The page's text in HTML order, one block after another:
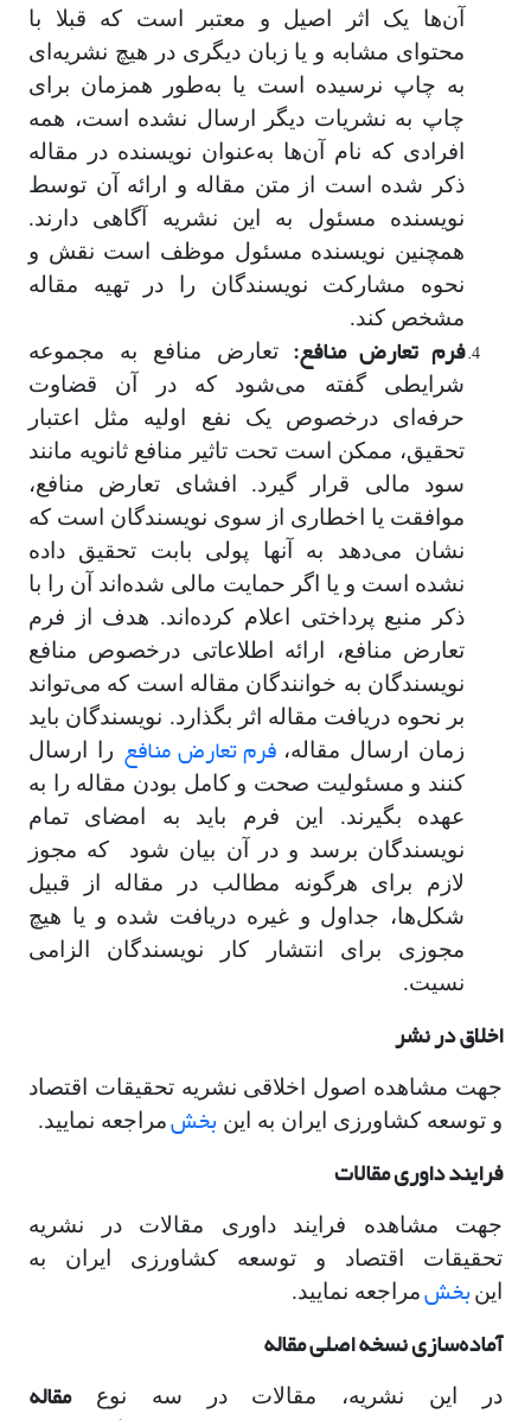
آن‌ها یک اثر اصیل و معتبر است که قبلا با
محتوای مشابه و یا زبان دیگری در هیچ نشریه‌ای
به چاپ نرسیده است یا به‌طور همزمان برای
چاپ به نشریات دیگر ارسال نشده است، همه
افرادی که نام آن‌ها به‌عنوان نویسنده در مقاله
ذکر شده است از متن مقاله و ارائه آن توسط
نویسنده مسئول به این نشریه آگاهی دارند.
همچنین نویسنده مسئول موظف است نقش و
نحوه مشارکت نویسندگان را در تهیه مقاله
مشخص کند.
فرم تعارض منافع: تعارض منافع به مجموعه
شرایطی گفته می‌شود که در آن قضاوت
حرفه‌ای درخصوص یک نفع اولیه مثل اعتبار
تحقیق، ممکن است تحت تاثیر منافع ثانویه مانند
سود مالی قرار گیرد. افشای تعارض منافع،
موافقت یا اخطاری از سوی نویسندگان است که
نشان می‌دهد به آنها پولی بابت تحقیق داده
نشده است و یا اگر حمایت مالی شده‌اند آن را با
ذکر منبع پرداختی اعلام کرده‌اند. هدف از فرم
تعارض منافع، ارائه اطلاعاتی درخصوص منافع
نویسندگان به خوانندگان مقاله است که می‌تواند
بر نحوه دریافت مقاله اثر بگذارد. نویسندگان باید
زمان ارسال مقاله، فرم تعارض منافع را ارسال
کنند و مسئولیت صحت و کامل بودن مقاله را به
عهده بگیرند. این فرم باید به امضای تمام
نویسندگان برسد و در آن بیان شود که مجوز
لازم برای هرگونه مطالب در مقاله از قبیل
شکل‌ها، جداول و غیره دریافت شده و یا هیچ
مجوزی برای انتشار کار نویسندگان الزامی
نسیت.
اخلاق در نشر
جهت مشاهده اصول اخلاقی نشریه تحقیقات اقتصاد
و توسعه کشاورزی ایران به این بخشمراجعه نمایید.
فرایند داوری مقالات
جهت مشاهده فرایند داوری مقالات در نشریه
تحقیقات اقتصاد و توسعه کشاورزی ایران به
این بخشمراجعه نمایید.
آماده‌سازی نسخه اصلی مقاله
در این نشریه، مقالات در سه نوعمقاله